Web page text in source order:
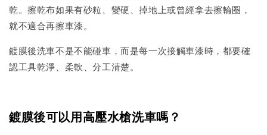
乾。擦乾布如果有砂粒、變硬、掉地上或曾經拿去擦輪圈，
就不適合再擦車漆。
鍍膜後洗車不是不能碰車，而是每一次接觸車漆時，都要確
認工具乾淨、柔軟、分工清楚。
鍍膜後可以用高壓水槍洗車嗎？